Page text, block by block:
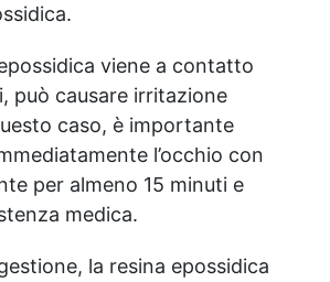
viene a contatto
può causare irritazione
caso, è importante
l’occhio con
per almeno 15 minuti e
medica.
la resina epossidica